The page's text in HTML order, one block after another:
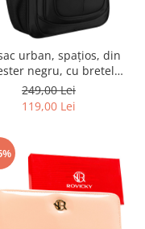
urban, spațios, din
negru, cu bretele
- Peterson PTR-
BHX-06-7786-BLAC
249,00 Lei
119,00 Lei